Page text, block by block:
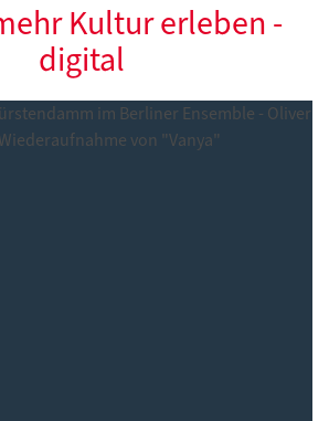
Kultur erleben -
digital